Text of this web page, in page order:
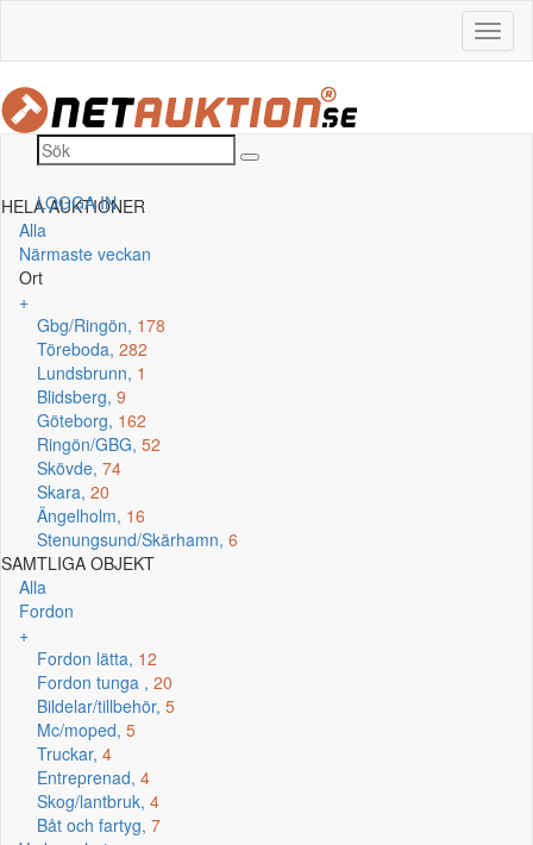
LOGGA IN
HELA AUKTIONER
Alla
Närmaste veckan
Ort
+
Gbg/Ringön, 178
Töreboda, 282
Lundsbrunn, 1
Blidsberg, 9
Göteborg, 162
Ringön/GBG, 52
Skövde, 74
Skara, 20
Ängelholm, 16
Stenungsund/Skärhamn, 6
SAMTLIGA OBJEKT
Alla
Fordon
+
Fordon lätta, 12
Fordon tunga , 20
Bildelar/tillbehör, 5
Mc/moped, 5
Truckar, 4
Entreprenad, 4
Skog/lantbruk, 4
Båt och fartyg, 7